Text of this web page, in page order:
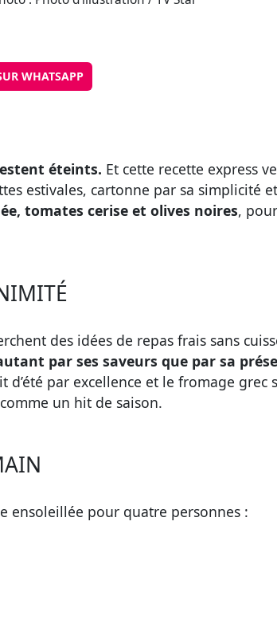
WHATSAPP
éteints. Et cette recette express
estivales, cartonne par sa simplicité
tomates cerise et olives noires,
des idées de repas frais sans
par ses saveurs que par sa
par excellence et le fromage grec
un hit de saison.
ensoleillée pour quatre personnes :